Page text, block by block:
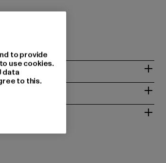
| NL
to provide
use cookies.
data
to this.